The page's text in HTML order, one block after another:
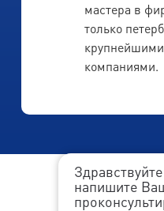
напишите
мастера в
только
компаниями.